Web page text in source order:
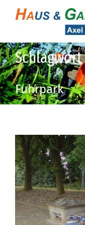
Schlagwort
Fuhrpark